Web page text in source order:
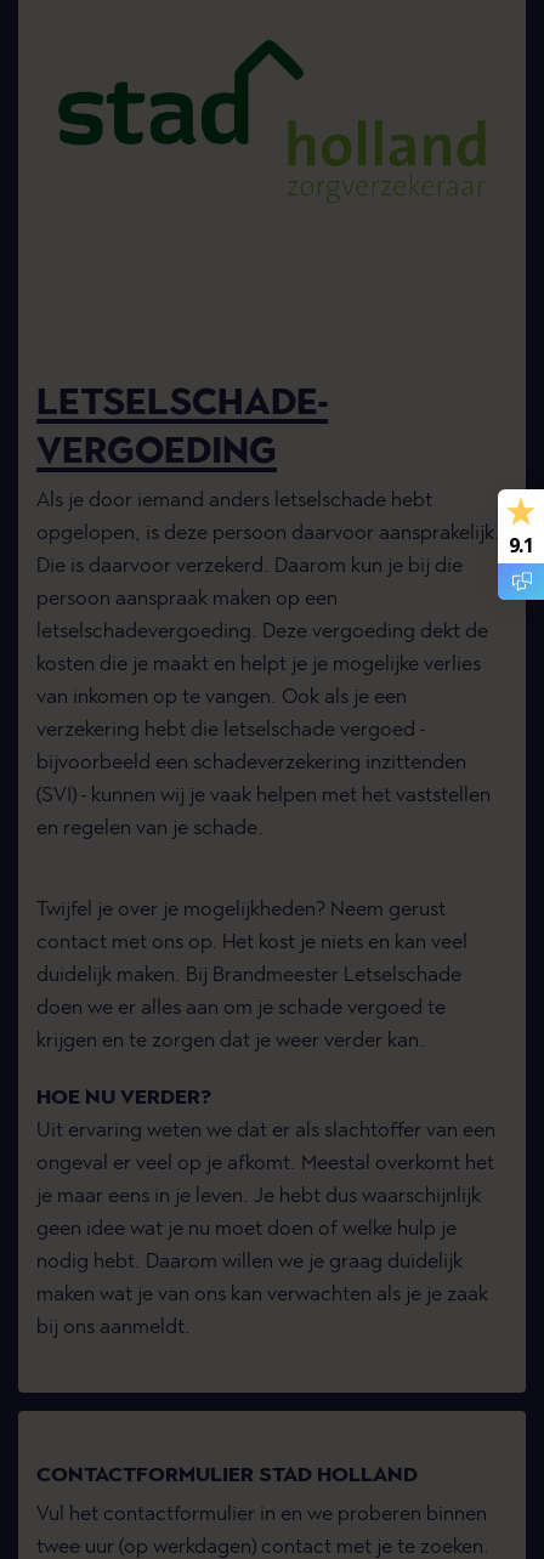
LETSELSCHADE-
VERGOEDING
Als je door iemand anders letselschade hebt
opgelopen, is deze persoon daarvoor aansprakelijk.
Die is daarvoor verzekerd. Daarom kun je bij die
persoon aanspraak maken op een
letselschadevergoeding. Deze vergoeding dekt de
kosten die je maakt en helpt je je mogelijke verlies
van inkomen op te vangen. Ook als je een
verzekering hebt die letselschade vergoed -
bijvoorbeeld een schadeverzekering inzittenden
(SVI) - kunnen wij je vaak helpen met het vaststellen
en regelen van je schade.
Twijfel je over je mogelijkheden? Neem gerust
contact met ons op. Het kost je niets en kan veel
duidelijk maken. Bij Brandmeester Letselschade
doen we er alles aan om je schade vergoed te
krijgen en te zorgen dat je weer verder kan.
HOE NU VERDER?
Uit ervaring weten we dat er als slachtoffer van een
ongeval er veel op je afkomt. Meestal overkomt het
je maar eens in je leven. Je hebt dus waarschijnlijk
geen idee wat je nu moet doen of welke hulp je
nodig hebt. Daarom willen we je graag duidelijk
maken wat je van ons kan verwachten als je je zaak
bij ons aanmeldt.
CONTACTFORMULIER STAD HOLLAND
Vul het contactformulier in en we proberen binnen
twee uur (op werkdagen) contact met je te zoeken.
9.1